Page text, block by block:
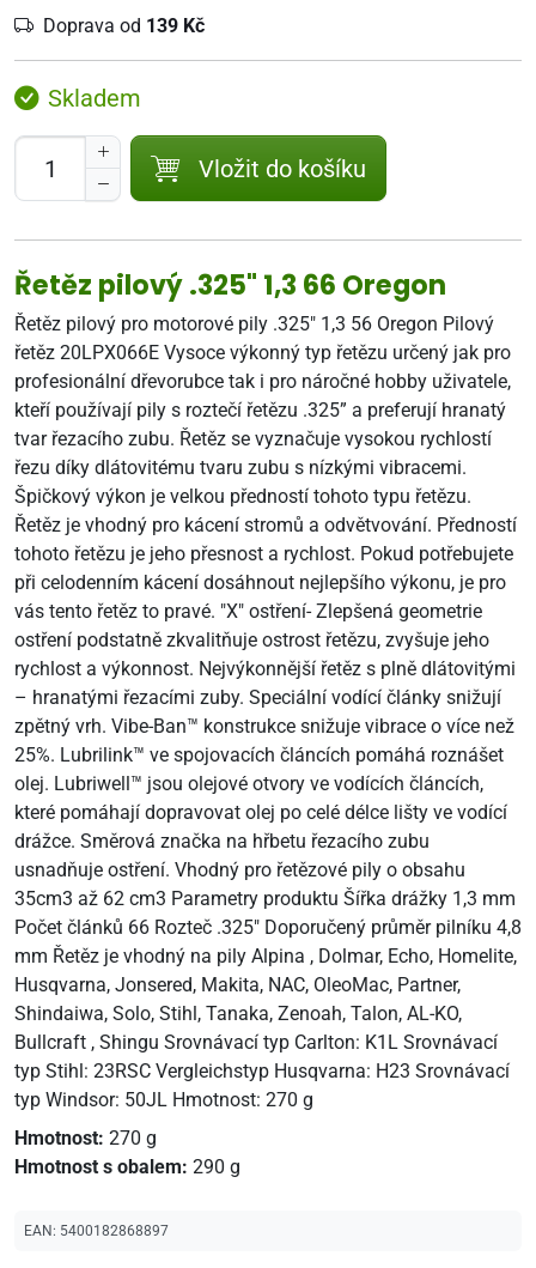
Doprava od 139 Kč
Skladem
Vložit do košíku
Řetěz pilový .325" 1,3 66 Oregon
Řetěz pilový pro motorové pily .325" 1,3 56 Oregon Pilový
řetěz 20LPX066E Vysoce výkonný typ řetězu určený jak pro
profesionální dřevorubce tak i pro náročné hobby uživatele,
kteří používají pily s roztečí řetězu .325” a preferují hranatý
tvar řezacího zubu. Řetěz se vyznačuje vysokou rychlostí
řezu díky dlátovitému tvaru zubu s nízkými vibracemi.
Špičkový výkon je velkou předností tohoto typu řetězu.
Řetěz je vhodný pro kácení stromů a odvětvování. Předností
tohoto řetězu je jeho přesnost a rychlost. Pokud potřebujete
při celodenním kácení dosáhnout nejlepšího výkonu, je pro
vás tento řetěz to pravé. "X" ostření- Zlepšená geometrie
ostření podstatně zkvalitňuje ostrost řetězu, zvyšuje jeho
rychlost a výkonnost. Nejvýkonnější řetěz s plně dlátovitými
– hranatými řezacími zuby. Speciální vodící články snižují
zpětný vrh. Vibe-Ban™ konstrukce snižuje vibrace o více než
25%. Lubrilink™ ve spojovacích článcích pomáhá roznášet
olej. Lubriwell™ jsou olejové otvory ve vodících článcích,
které pomáhají dopravovat olej po celé délce lišty ve vodící
drážce. Směrová značka na hřbetu řezacího zubu
usnadňuje ostření. Vhodný pro řetězové pily o obsahu
35cm3 až 62 cm3 Parametry produktu Šířka drážky 1,3 mm
Počet článků 66 Rozteč .325" Doporučený průměr pilníku 4,8
mm Řetěz je vhodný na pily Alpina , Dolmar, Echo, Homelite,
Husqvarna, Jonsered, Makita, NAC, OleoMac, Partner,
Shindaiwa, Solo, Stihl, Tanaka, Zenoah, Talon, AL-KO,
Bullcraft , Shingu Srovnávací typ Carlton: K1L Srovnávací
typ Stihl: 23RSC Vergleichstyp Husqvarna: H23 Srovnávací
typ Windsor: 50JL Hmotnost: 270 g
Hmotnost: 270 g
Hmotnost s obalem: 290 g
EAN: 5400182868897